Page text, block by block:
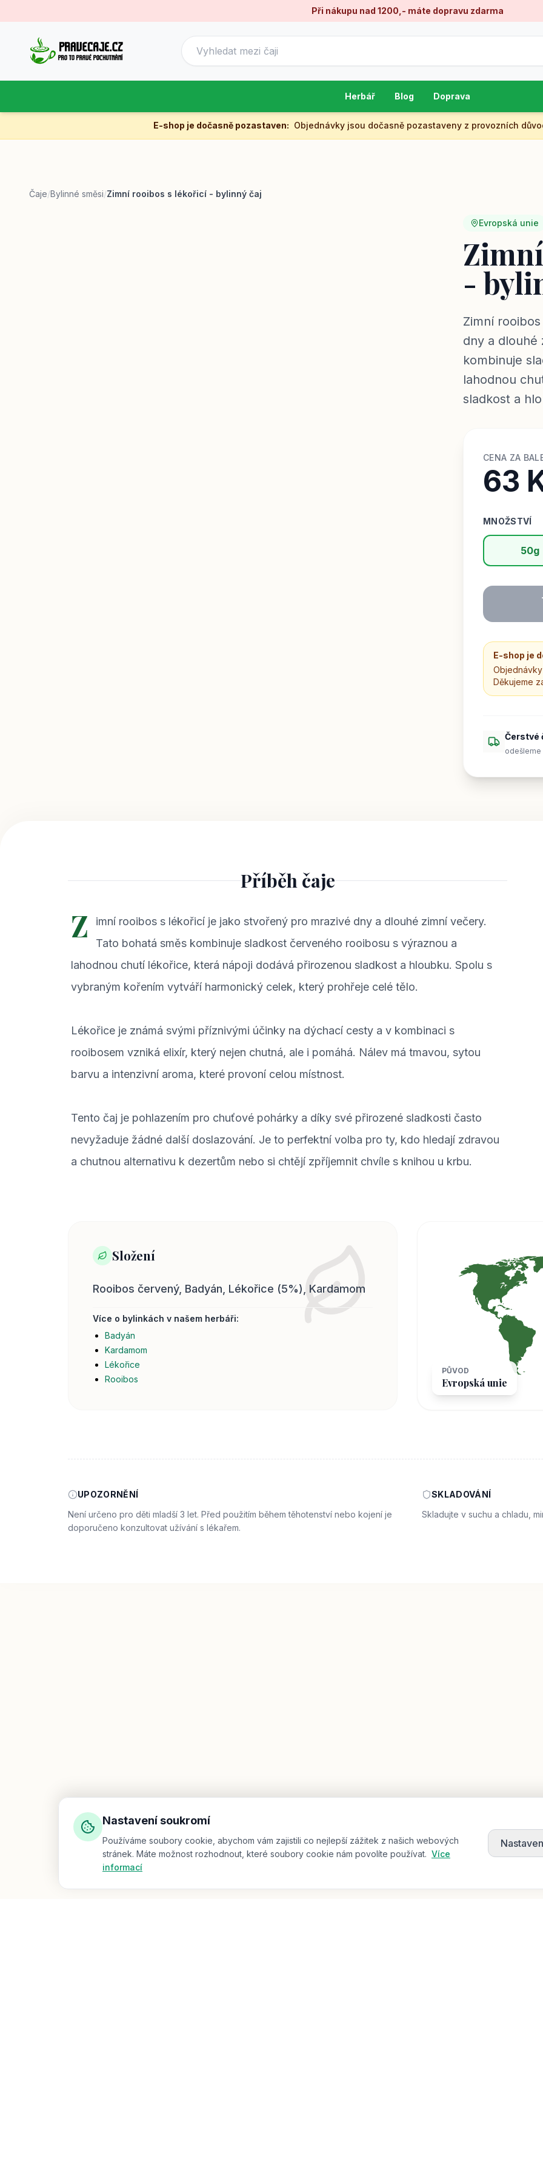
Při nákupu nad 1200,- máte dopravu zdarma
Herbář Blog Doprava
E-shop je dočasně pozastaven: Objednávky jsou dočasně pozastaveny z provozních
Čaje/Bylinné směsi/Zimní rooibos s lékořicí - bylinný čaj
Evropská unie
-
Zimní
dny a dlouhé
kombinuje
lahodnou
sladkost a
CENA ZA
63
MNOŽSTVÍ
50g
E-shop je
Děkujeme
Čerstvé
odešleme
Příběh čaje
Z
imní rooibos s lékořicí je jako stvořený pro mrazivé dny a dlouhé zimní večery.
Tato bohatá směs kombinuje sladkost červeného rooibosu s výraznou a
lahodnou chutí lékořice, která nápoji dodává přirozenou sladkost a hloubku. Spolu s
vybraným kořením vytváří harmonický celek, který prohřeje celé tělo.
Lékořice je známá svými příznivými účinky na dýchací cesty a v kombinaci s
rooibosem vzniká elixír, který nejen chutná, ale i pomáhá. Nálev má tmavou, sytou
barvu a intenzivní aroma, které provoní celou místnost.
Tento čaj je pohlazením pro chuťové pohárky a díky své přirozené sladkosti často
nevyžaduje žádné další doslazování. Je to perfektní volba pro ty, kdo hledají zdravou
a chutnou alternativu k dezertům nebo si chtějí zpříjemnit chvíle s knihou u krbu.
Složení
Rooibos červený, Badyán, Lékořice (5%), Kardamom
Více o bylinkách v našem herbáři:
Badyán
Kardamom
Lékořice
Rooibos
PŮVOD
Evropská unie
UPOZORNĚNÍ
Není určeno pro děti mladší 3 let. Před použitím během těhotenství nebo kojení je
doporučeno konzultovat užívání s lékařem.
SKLADOVÁNÍ
Skladujte v suchu a chladu,
Nastavení soukromí
Používáme soubory cookie, abychom vám zajistili co nejlepší zážitek z našich webových
stránek. Máte možnost rozhodnout, které soubory cookie nám povolíte používat. Více
informací